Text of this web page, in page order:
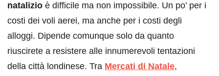
natalizio è difficile ma non impossibile. Un po’ per i
costi dei voli aerei, ma anche per i costi degli
alloggi. Dipende comunque solo da quanto
riuscirete a resistere alle innumerevoli tentazioni
della città londinese. Tra Mercati di Natale,